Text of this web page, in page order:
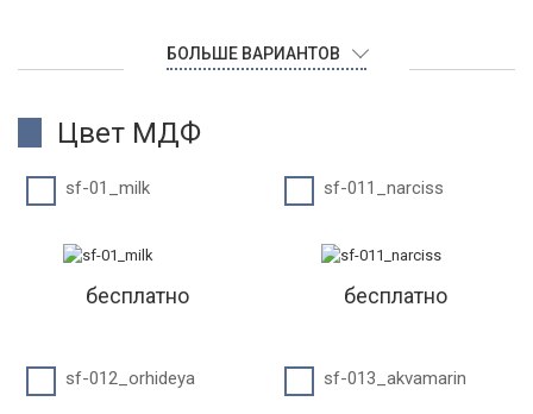
БОЛЬШЕ ВАРИАНТОВ
Цвет МДФ
sf-01_milk
бесплатно
sf-011_narciss
бесплатно
sf-012_orhideya sf-013_akvamarin